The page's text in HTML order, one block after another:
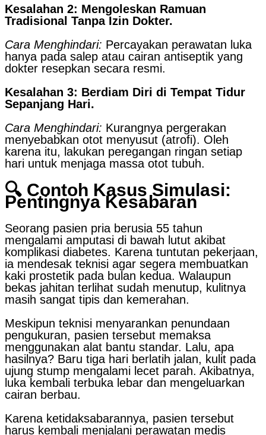
Kesalahan 2: Mengoleskan Ramuan
Tradisional Tanpa Izin Dokter.
Cara Menghindari: Percayakan perawatan luka
hanya pada salep atau cairan antiseptik yang
dokter resepkan secara resmi.
Kesalahan 3: Berdiam Diri di Tempat Tidur
Sepanjang Hari.
Cara Menghindari: Kurangnya pergerakan
menyebabkan otot menyusut (atrofi). Oleh
karena itu, lakukan peregangan ringan setiap
hari untuk menjaga massa otot tubuh.
🔍 Contoh Kasus Simulasi:
Pentingnya Kesabaran
Seorang pasien pria berusia 55 tahun
mengalami amputasi di bawah lutut akibat
komplikasi diabetes. Karena tuntutan pekerjaan,
ia mendesak teknisi agar segera membuatkan
kaki prostetik pada bulan kedua. Walaupun
bekas jahitan terlihat sudah menutup, kulitnya
masih sangat tipis dan kemerahan.
Meskipun teknisi menyarankan penundaan
pengukuran, pasien tersebut memaksa
menggunakan alat bantu standar. Lalu, apa
hasilnya? Baru tiga hari berlatih jalan, kulit pada
ujung stump mengalami lecet parah. Akibatnya,
luka kembali terbuka lebar dan mengeluarkan
cairan berbau.
Karena ketidaksabarannya, pasien tersebut
harus kembali menjalani perawatan medis